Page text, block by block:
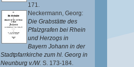
171.
Neckermann, Georg:
Die Grabstätte des
Pfalzgrafen bei Rhein
und Herzogs in
Bayern Johann in der
Stadtpfarrkirche zum hl. Georg in
Neunburg v./W. S. 173-184.